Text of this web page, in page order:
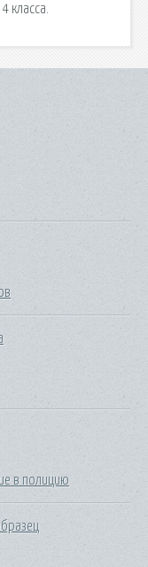
класса.
в полицию